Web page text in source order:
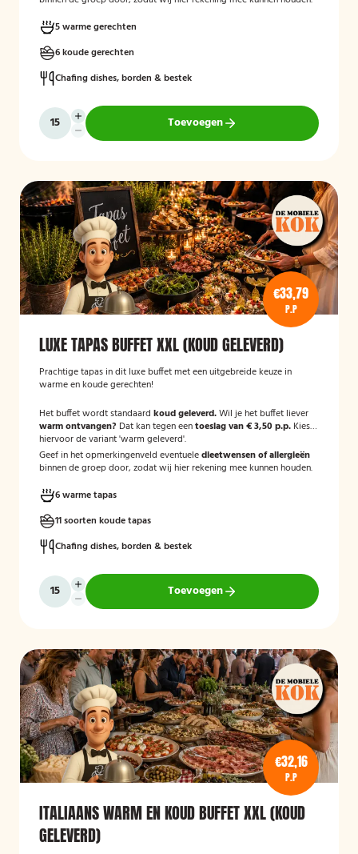
5 warme gerechten
6 koude gerechten
Chafing dishes, borden & bestek
Toevoegen
€33,79
P.P
LUXE TAPAS BUFFET XXL (KOUD GELEVERD)
Prachtige tapas in dit luxe buffet met een uitgebreide keuze in
warme en koude gerechten!
Het buffet wordt standaard koud geleverd.Wil je het buffet liever
warm ontvangen? Dat kan tegen eentoeslag van € 3,50 p.p. Kies
hiervoor de variant 'warm geleverd'.
Geef in het opmerkingenveld eventueledieetwensen of allergieën
binnen de groep door, zodat wij hier rekening mee kunnen houden.
6 warme tapas
11 soorten koude tapas
Chafing dishes, borden & bestek
Toevoegen
€32,16
P.P
ITALIAANS WARM EN KOUD BUFFET XXL (KOUD
GELEVERD)